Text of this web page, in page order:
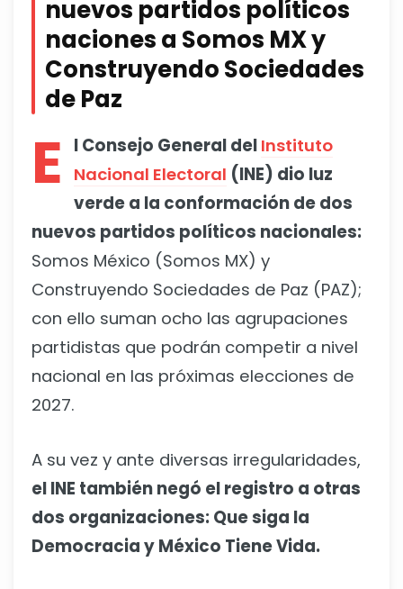
nuevos partidos políticos
naciones a Somos MX y
Construyendo Sociedades
de Paz
E l Consejo General del Instituto
Nacional Electoral (INE) dio luz
verde a la conformación de dos
nuevos partidos políticos nacionales:
Somos México (Somos MX) y
Construyendo Sociedades de Paz (PAZ);
con ello suman ocho las agrupaciones
partidistas que podrán competir a nivel
nacional en las próximas elecciones de
2027.
A su vez y ante diversas irregularidades,
el INE también negó el registro a otras
dos organizaciones: Que siga la
Democracia y México Tiene Vida.